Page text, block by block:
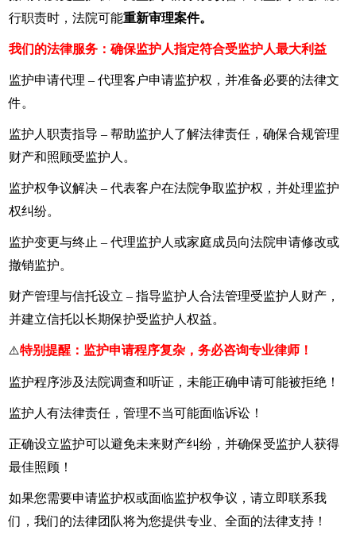
行职责时，法院可能重新审理案件。
我们的法律服务：确保监护人指定符合受监护人最大利益
监护申请代理 – 代理客户申请监护权，并准备必要的法律文
件。
监护人职责指导 – 帮助监护人了解法律责任，确保合规管理
财产和照顾受监护人。
监护权争议解决 – 代表客户在法院争取监护权，并处理监护
权纠纷。
监护变更与终止 – 代理监护人或家庭成员向法院申请修改或
撤销监护。
财产管理与信托设立 – 指导监护人合法管理受监护人财产，
并建立信托以长期保护受监护人权益。
⚠特别提醒：监护申请程序复杂，务必咨询专业律师！
监护程序涉及法院调查和听证，未能正确申请可能被拒绝！
监护人有法律责任，管理不当可能面临诉讼！
正确设立监护可以避免未来财产纠纷，并确保受监护人获得
最佳照顾！
如果您需要申请监护权或面临监护权争议，请立即联系我
们，我们的法律团队将为您提供专业、全面的法律支持！